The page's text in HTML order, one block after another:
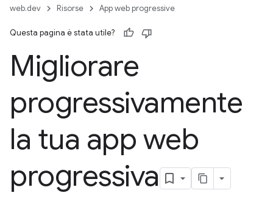
web.dev Risorse App web progressive
Questa pagina è stata utile?
Migliorare
progressivamente
la tua app web
progressiva